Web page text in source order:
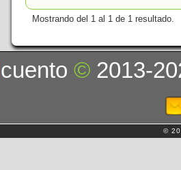
Mostrando del 1 al 1 de 1 resultado.
cuento© 2013-
©